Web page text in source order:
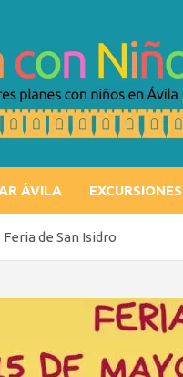
ÁVILA EXCURSIONES
Feria de San Isidro